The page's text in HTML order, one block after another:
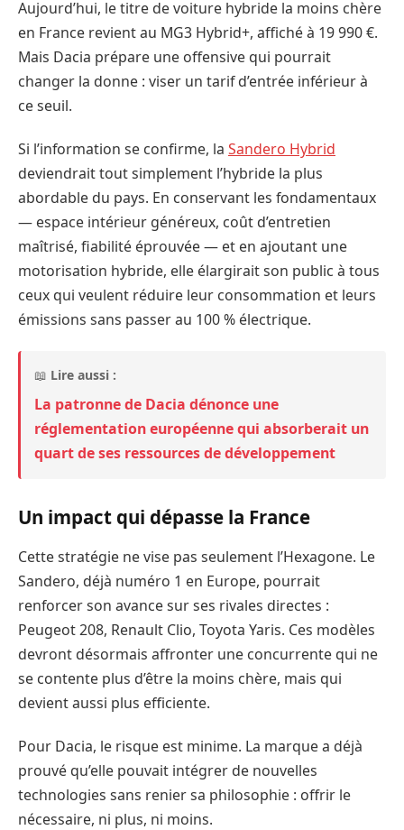
Aujourd’hui, le titre de voiture hybride la moins chère
en France revient au MG3 Hybrid+, affiché à 19 990 €.
Mais Dacia prépare une offensive qui pourrait
changer la donne : viser un tarif d’entrée inférieur à
ce seuil.
Si l’information se confirme, la Sandero Hybrid
deviendrait tout simplement l’hybride la plus
abordable du pays. En conservant les fondamentaux
— espace intérieur généreux, coût d’entretien
maîtrisé, fiabilité éprouvée — et en ajoutant une
motorisation hybride, elle élargirait son public à tous
ceux qui veulent réduire leur consommation et leurs
émissions sans passer au 100 % électrique.
📖 Lire aussi :
La patronne de Dacia dénonce une
réglementation européenne qui absorberait un
quart de ses ressources de développement
Un impact qui dépasse la France
Cette stratégie ne vise pas seulement l’Hexagone. Le
Sandero, déjà numéro 1 en Europe, pourrait
renforcer son avance sur ses rivales directes :
Peugeot 208, Renault Clio, Toyota Yaris. Ces modèles
devront désormais affronter une concurrente qui ne
se contente plus d’être la moins chère, mais qui
devient aussi plus efficiente.
Pour Dacia, le risque est minime. La marque a déjà
prouvé qu’elle pouvait intégrer de nouvelles
technologies sans renier sa philosophie : offrir le
nécessaire, ni plus, ni moins.